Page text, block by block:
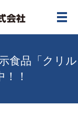
メ
食品「クリル
！